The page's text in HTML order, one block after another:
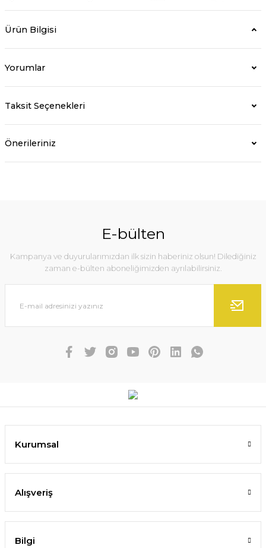
Ürün Bilgisi
Yorumlar
Taksit Seçenekleri
Önerileriniz
E-bülten
Kampanya ve duyurularımızdan ilk sizin haberiniz olsun! Dilediğiniz
zaman e-bülten aboneliğimizden ayrılabilirsiniz.
Kurumsal
Alışveriş
Bilgi